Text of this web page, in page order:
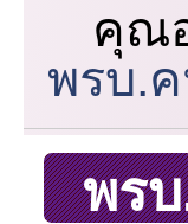
คุณ
พรบ.
พร